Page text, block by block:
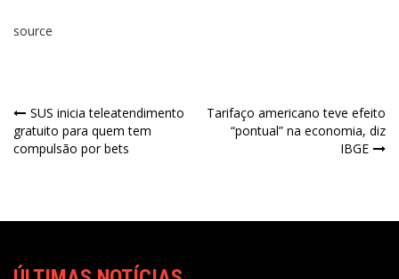
source
SUS inicia teleatendimento
gratuito para quem tem
compulsão por bets
Tarifaço americano teve efeito
“pontual” na economia, diz
IBGE